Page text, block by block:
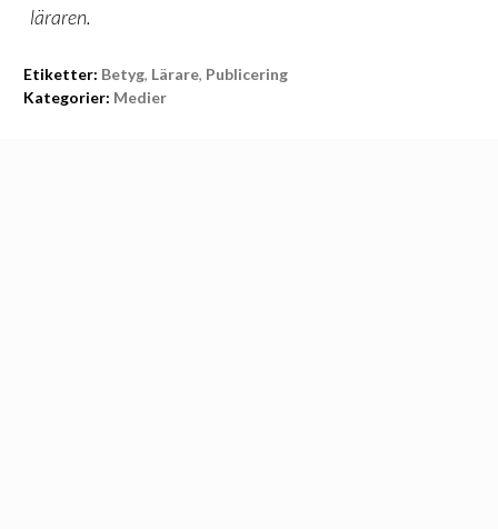
läraren.
Etiketter: Betyg, Lärare, Publicering
Kategorier: Medier